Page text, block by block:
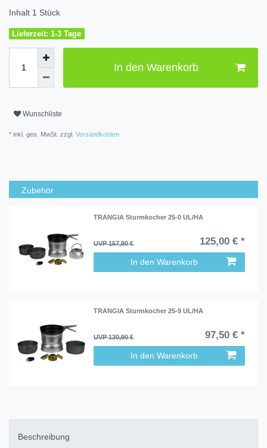
Inhalt 1 Stück
Lieferzeit: 1-3 Tage
In den Warenkorb
Wunschliste
* inkl. ges. MwSt. zzgl. Versandkosten
Zubehör
TRANGIA Sturmkocher 25-0 UL/HA
UVP 157,90 € 125,00 € *
In den Warenkorb
TRANGIA Sturmkocher 25-9 UL/HA
UVP 130,90 € 97,50 € *
In den Warenkorb
Beschreibung